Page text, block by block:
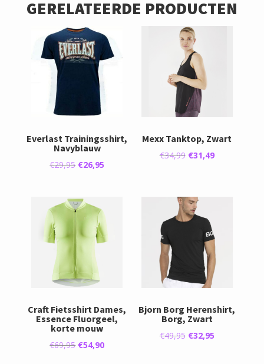
GERELATEERDE PRODUCTEN
Everlast Trainingsshirt,
Navyblauw
€29,95 Oorspronkelijke
€29,95.
€26,95
Mexx Tanktop, Zwart
€34,99 Oorspronkelijke
€34,99.
€31,49Huidige
Craft Fietsshirt Dames,
Essence Fluorgeel,
korte mouw
€69,95 Oorspronkelijke
€54,90Huidige
Bjorn Borg Herenshirt,
Borg, Zwart
€49,95 Oorspronkelijke
€32,95Huidige